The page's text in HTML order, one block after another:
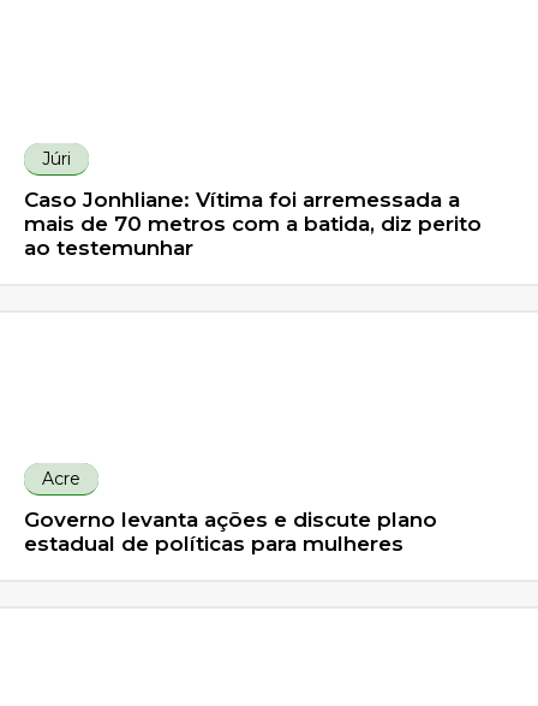
Júri
Caso Jonhliane: Vítima foi arremessada a
mais de 70 metros com a batida, diz perito
ao testemunhar
Acre
Governo levanta ações e discute plano
estadual de políticas para mulheres